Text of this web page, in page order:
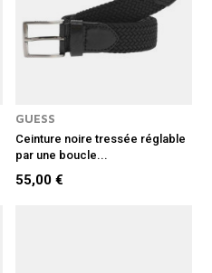
GUESS
Ceinture noire tressée réglable
par une boucle...
55,00 €